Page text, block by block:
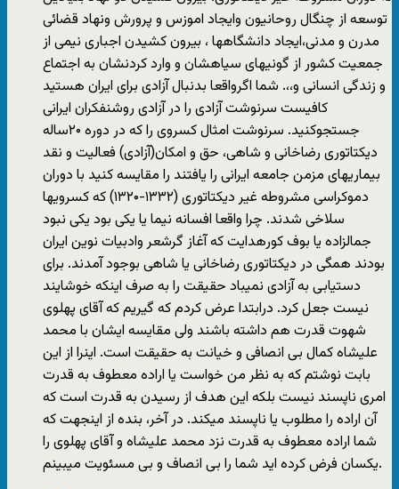
توسعه از چنگال روحانیون وایجاد اموزس و پرورش ونهاد قضائی
مدرن و مدنی،ایجاد دانشگاهها ، بیرون کشیدن اجباری نیمی از
جمعیت کشور از گونیهای سیاهشان و وارد کردنشان به اجتماع
و زندگی انسانی و،،. شما اگرواقعا بدنبال آزادی برای ایران هستید
کافیست سرنوشت آزادی را در آزادی روشنفکران ایرانی
جستجوکنید. سرنوشت امثال کسروی را که در دوره ۲۰ساله
دیکتاتوری رضاخانی و شاهی، حق و امکان(آزادی) فعالیت و نقد
بیماریهای مزمن جامعه ایرانی را یافتند را مقایسه کنید با دوران
دموکراسی مشروطه غیر دیکتاتوری (۱۳۳۲-۱۳۲۰) که کسرویها
سلاخی شدند. چرا واقعا افسانه نیما یا یکی بود یکی نبود
جمالزاده یا بوف کورهدایت که آغاز گرشعر وادبیات نوین ایران
بودند همگی در دیکتاتوری رضاخانی یا شاهی بوجود آمدند. برای
دستیابی به آزادی نمیباد حقیقت را به صرف اینکه خوشایند
نیست جعل کرد. درابتدا عرض کردم که گیریم که آقای پهلوی
شهوت قدرت هم داشته باشند ولی مقایسه ایشان با محمد
علیشاه کمال بی انصافی و خیانت به حقیقت است. اینرا از این
بابت نوشتم که به نظر من خواست یا اراده معطوف به قدرت
امری ناپسند نیست بلکه این هدف از رسیدن به قدرت است که
آن اراده را مطلوب یا ناپسند میکند. در آخر، بنده از اینجهت که
شما اراده معطوف به قدرت نزد محمد علیشاه و آقای پهلوی را
یکسان فرض کرده اید شما را بی انصاف و بی مسئویت میبینم.